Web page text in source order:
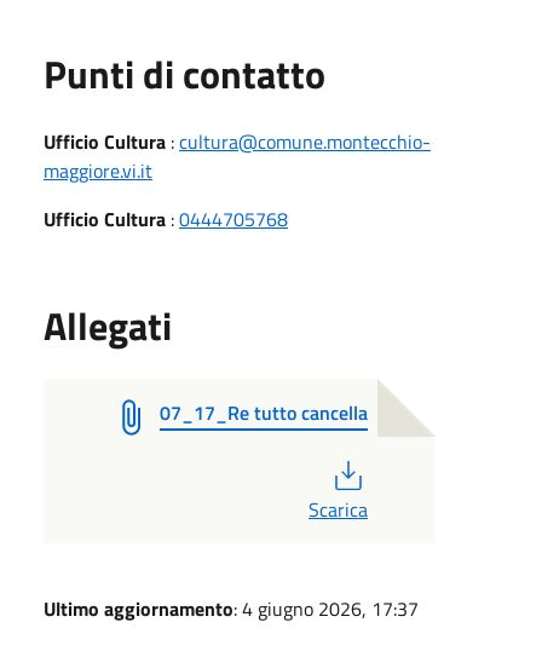
Punti di contatto
Ufficio Cultura :cultura@comune.montecchio-
maggiore.vi.it
Ufficio Cultura :0444705768
Allegati
07_17_Re tutto cancella
Scarica
Ultimo aggiornamento: 4 giugno 2026, 17:37